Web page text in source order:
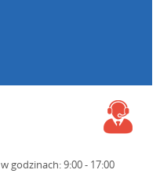
w godzinach: 9:00 - 17:00